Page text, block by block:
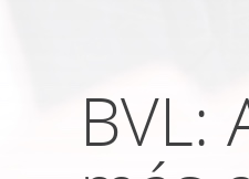
BVL: